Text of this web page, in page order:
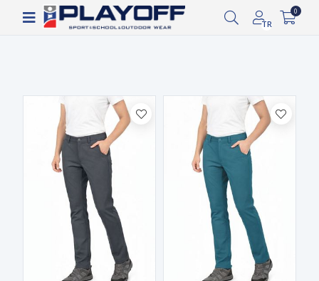
Siparişin 2-8 iş günü arasında kargoya verilecektir.
TR
0
Filtrele